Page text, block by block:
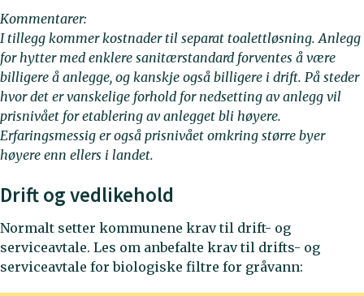
Kommentarer:
I tillegg kommer kostnader til separat toalettløsning. Anlegg
for hytter med enklere sanitærstandard forventes å være
billigere å anlegge, og kanskje også billigere i drift. På steder
hvor det er vanskelige forhold for nedsetting av anlegg vil
prisnivået for etablering av anlegget bli høyere.
Erfaringsmessig er også prisnivået omkring større byer
høyere enn ellers i landet.
Drift og vedlikehold
Normalt setter kommunene krav til drift- og
serviceavtale. Les om anbefalte krav til drifts- og
serviceavtale for biologiske filtre for gråvann: